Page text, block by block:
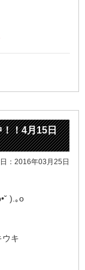
！4月15日
：2016年03月25日
).｡o
キ